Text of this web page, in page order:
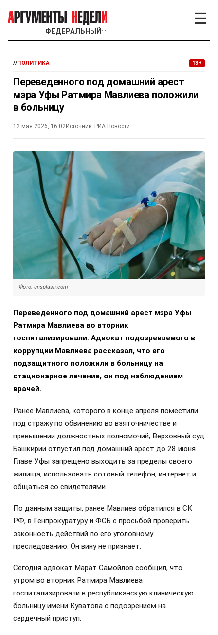
ФЕДЕРАЛЬНЫЙ ﹀
☰
//ПОЛИТИКА 13+
Переведенного под домашний арест
мэра Уфы Ратмира Мавлиева положили
в больницу
12 мая 2026, 16:02Источник: РИА Новости
Фото: unsplash.com
Переведенного под домашний арест мэра Уфы
Ратмира Мавлиева во вторник
госпитализировали. Адвокат подозреваемого в
коррупции Мавлиева рассказал, что его
подзащитного положили в больницу на
стационарное лечение, он под наблюдением
врачей.
Ранее Мавлиева, которого в конце апреля поместили
под стражу по обвинению во взяточничестве и
превышении должностных полномочий, Верховный суд
Башкирии отпустил под домашний арест до 28 июня.
Главе Уфы запрещено выходить за пределы своего
жилища, использовать сотовый телефон, интернет и
общаться со свидетелями.
По данным защиты, ранее Мавлиев обратился в СК
РФ, в Генпрокуратуру и ФСБ с просьбой проверить
законность действий по его уголовному
преследованию. Он вину не признает.
Сегодня адвокат Марат Самойлов сообщил, что
утром во вторник Ратмира Мавлиева
госпитализировали в республиканскую клиническую
больницу имени Куватова с подозрением на
сердечный приступ.